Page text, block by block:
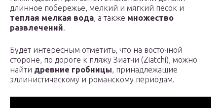
длинное побережье, мелкий и мягкий песок и
теплая мелкая вода , а также множество
развлечений
Будет интересным отметить, что на восточной
стороне, по дороге к пляжу Зиатчи (Ziatchi), можно
найти древние гробницы , принадлежащие
эллинистическому и романскому периодам.